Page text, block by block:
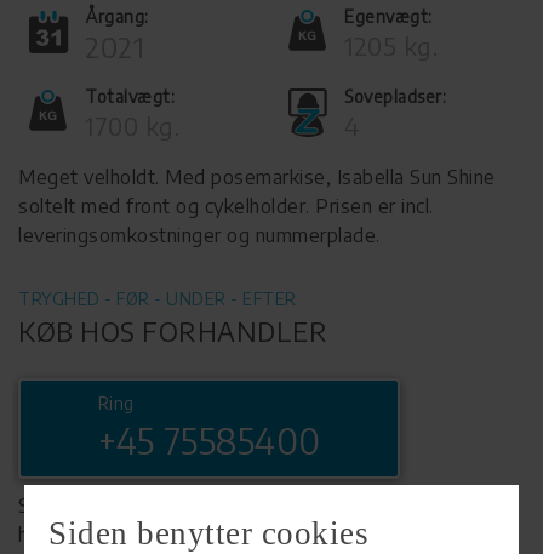
Årgang: Egenvægt:
Totalvægt: Sovepladser:
Meget velholdt. Med posemarkise, Isabella Sun Shine
soltelt med front og cykelholder. Prisen er incl.
leveringsomkostninger og nummerplade.
TRYGHED - FØR - UNDER - EFTER
KØB HOS FORHANDLER
Ring
+45 75585400
Se komplet info på forhandlerens
hjemmeside
Siden benytter cookies